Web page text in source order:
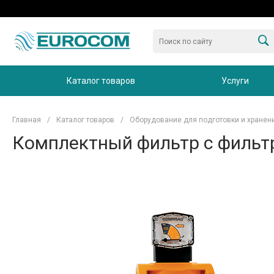
Каталог товаров Услуги
Главная / Каталог товаров / Оборудование для подготовки и
Комплектный фильтр с